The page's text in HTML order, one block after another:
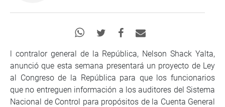
l contralor general de la República, Nelson Shack Yalta,
anunció que esta semana presentará un proyecto de Ley
al Congreso de la República para que los funcionarios
que no entreguen información a los auditores del Sistema
Nacional de Control para propósitos de la Cuenta General